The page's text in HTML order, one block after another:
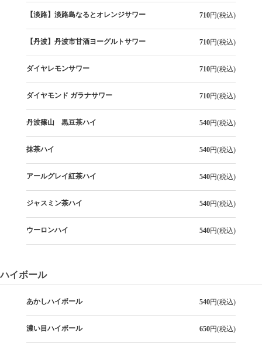
【淡路】淡路島なるとオレンジサワー 710円(税込)
【丹波】丹波市甘酒ヨーグルトサワー 710円(税込)
ダイヤレモンサワー 710円(税込)
ダイヤモンド ガラナサワー 710円(税込)
丹波篠山 黒豆茶ハイ 540円(税込)
抹茶ハイ 540円(税込)
アールグレイ紅茶ハイ 540円(税込)
ジャスミン茶ハイ 540円(税込)
ウーロンハイ 540円(税込)
ハイボール
あかしハイボール 540円(税込)
濃い目ハイボール 650円(税込)